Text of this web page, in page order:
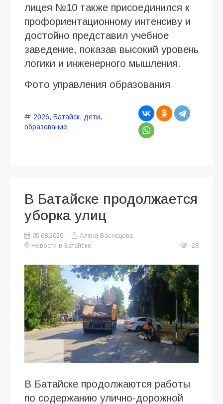
лицея №10 также присоединился к
профориентационному интенсиву и
достойно представил учебное
заведение, показав высокий уровень
логики и инженерного мышления.
Фото управления образования
2026, Батайск, дети,
образование
В Батайске продолжается
уборка улиц
05.08.2026
Алена Васнецова
Новости в Батайске
28
В Батайске продолжаются работы
по содержанию улично-дорожной